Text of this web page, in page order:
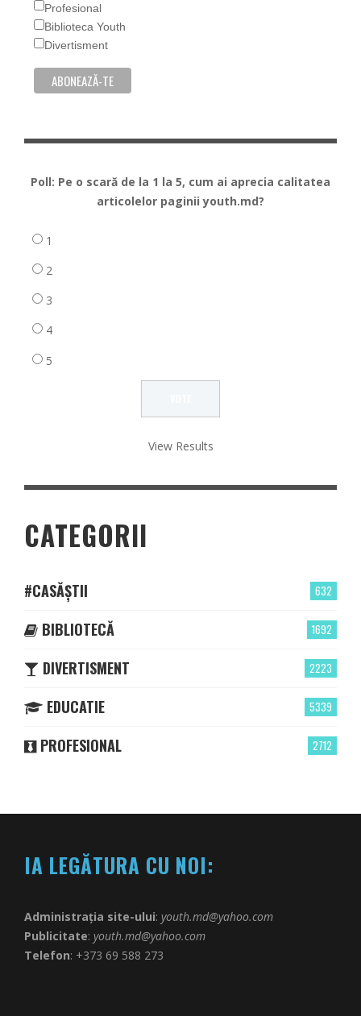
Profesional
Biblioteca Youth
Divertisment
Poll: Pe o scară de la 1 la 5, cum ai aprecia calitatea
articolelor paginii youth.md?
1
2
3
4
5
View Results
CATEGORII
632
#CASĂȘTII
1692
BIBLIOTECĂ
2223
DIVERTISMENT
5339
EDUCATIE
2712
PROFESIONAL
IA LEGĂTURA CU NOI:
Administrația site-ului: youth.md@yahoo.com
Publicitate: youth.md@yahoo.com
Telefon: +373 69 588 273